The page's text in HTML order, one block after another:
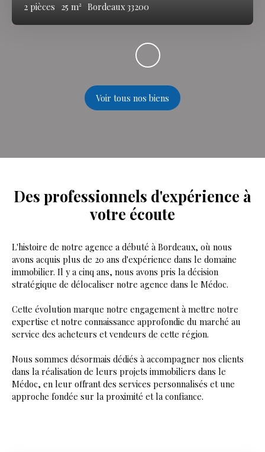
2 pièces 25 m² Bordeaux 33200
Voir tous nos biens
Des professionnels d'expérience à
votre écoute
L'histoire de notre agence a débuté à Bordeaux, où nous
avons acquis plus de 20 ans d'expérience dans le domaine
immobilier. Il y a cinq ans, nous avons pris la décision
stratégique de délocaliser notre agence dans le Médoc.
Cette évolution marque notre engagement à mettre notre
expertise et notre connaissance approfondie du marché au
service des acheteurs et vendeurs de cette région.
Nous sommes désormais dédiés à accompagner nos clients
dans la réalisation de leurs projets immobiliers dans le
Médoc, en leur offrant des services personnalisés et une
approche fondée sur la proximité et la confiance.